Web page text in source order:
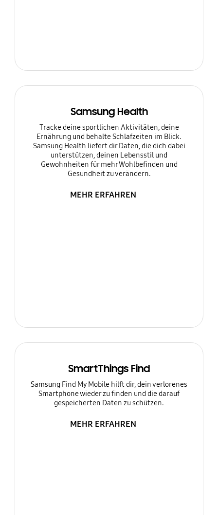
Samsung Health
Tracke deine sportlichen Aktivitäten, deine
Ernährung und behalte Schlafzeiten im Blick.
Samsung Health liefert dir Daten, die dich dabei
unterstützen, deinen Lebensstil und
Gewohnheiten für mehr Wohlbefinden und
Gesundheit zu verändern.
MEHR ERFAHREN
SmartThings Find
Samsung Find My Mobile hilft dir, dein verlorenes
Smartphone wieder zu finden und die darauf
gespeicherten Daten zu schützen.
MEHR ERFAHREN